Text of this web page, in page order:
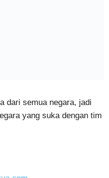
dari semua negara, jadi
yang suka dengan tim